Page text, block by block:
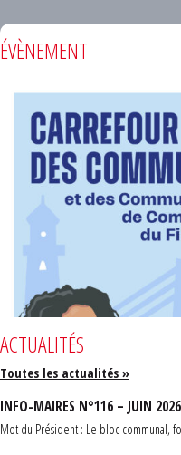
ÉVÈNEMENT
ACTUALITÉS
Toutes les actualités »
INFO-MAIRES N°116 – JUIN 2026
Mot du Président : Le bloc communal,